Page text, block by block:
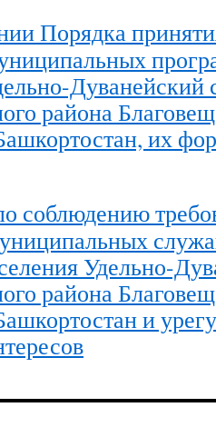
Порядка
Дуванейский
района
их
соблюдению
Удельно-
района
и